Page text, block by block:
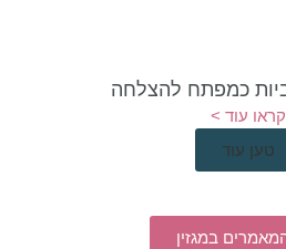
כמפתח להצלחה
קראו עוד >
טען עוד
במגזין